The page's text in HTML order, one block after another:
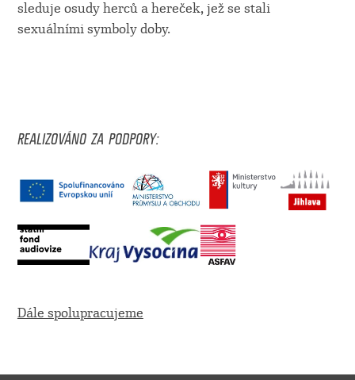
sleduje osudy herců a hereček, jež se stali
sexuálními symboly doby.
REALIZOVÁNO ZA PODPORY:
Dále spolupracujeme